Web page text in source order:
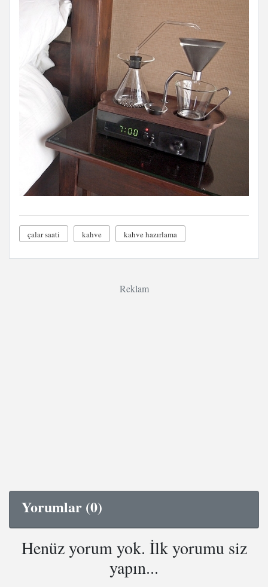
çalar saati kahve kahve hazırlama
Reklam
Yorumlar (0)
Henüz yorum yok. İlk yorumu siz
yapın...